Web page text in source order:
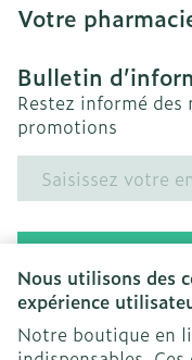
Nous utilisons des
expérience
Notre boutique en
Votre
Bulletin
Restez informé
promotions
Adresse mail
En cliquant sur
newsletter et acceptez